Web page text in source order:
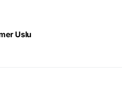
Uslu